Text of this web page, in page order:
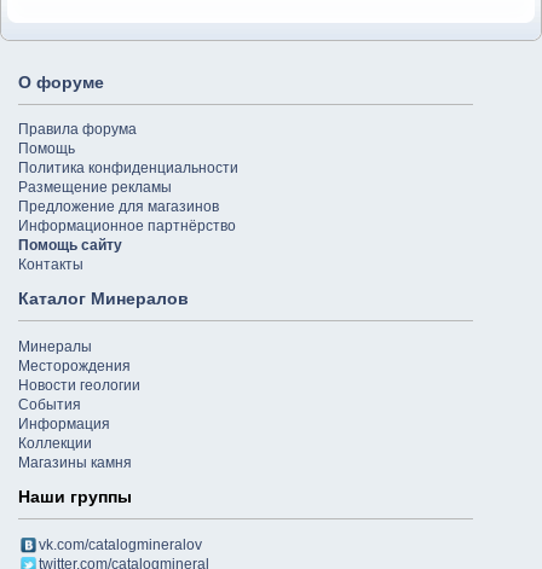
О форуме
Правила форума
Помощь
Политика конфиденциальности
Размещение рекламы
Предложение для магазинов
Информационное партнёрство
Помощь сайту
Контакты
Каталог Минералов
Минералы
Месторождения
Новости геологии
События
Информация
Коллекции
Магазины камня
Наши группы
vk.com/catalogmineralov
twitter.com/catalogmineral